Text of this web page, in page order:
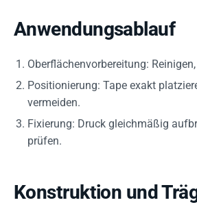
Anwendungsablauf
Oberflächenvorbereitung:
Positionierung: Tape exakt
vermeiden.
Fixierung: Druck gleichmäßig
prüfen.
Konstruktion und